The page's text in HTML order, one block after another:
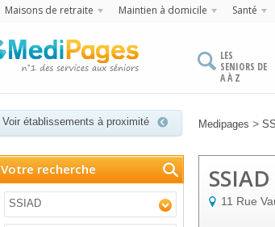
Maisons de retraite Maintien à domicile Santé
LES
SENIORS DE
A À Z
Voir établissements à proximité Medipages >
Votre recherche
SSIAD 11 Rue